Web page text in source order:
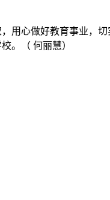
用心做好教育事业，
。（ 何丽慧）